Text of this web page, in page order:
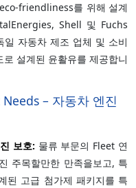
friendliness를 위해 설계
Shell 및 Fuchs
자동차 제조 업체 및 소비
설계된 윤활유를 제공합니
– 자동차 엔진
보호: 물류 부문의 Fleet 연
주목할만한 만족을보고, 특
된 고급 첨가제 패키지를 특